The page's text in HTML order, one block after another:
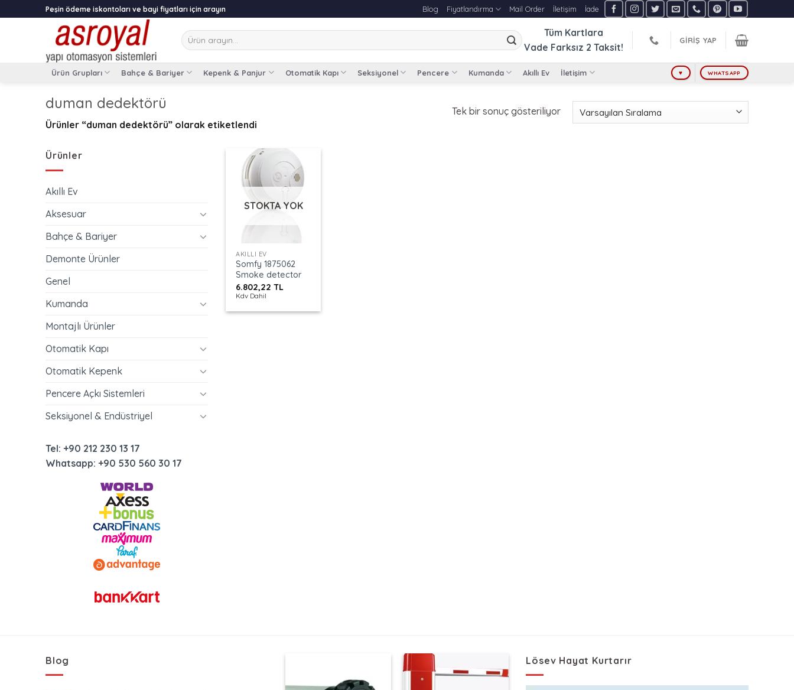
to
Peşin ödeme iskontoları ve bayi fiyatları için arayın Blog Fiyatlandırma Mail Order İletişim İade
Ara:
Tüm Kartlara
Vade Farksız 2 Taksit!
GIRIŞ YAP
Ürün Grupları Bahçe & Bariyer Kepenk & Panjur Otomatik Kapı Seksiyonel Pencere Kumanda Akıllı Ev İletişim ♥ WHATSAPP
duman dedektörü
Ürünler “duman dedektörü” olarak etiketlendi
Tek bir sonuç gösteriliyor
Ürünler
Akıllı Ev
Aksesuar
Bahçe & Bariyer
Demonte Ürünler
Genel
Kumanda
Montajlı Ürünler
Otomatik Kapı
Otomatik Kepenk
Pencere Açkı Sistemleri
Seksiyonel & Endüstriyel
Tel: +90 212 230 13 17
Whatsapp: +90 530 560 30 17
STOKTA YOK
AKILLI EV
Somfy 1875062
Smoke detector
6.802,22TL
Kdv Dahil
Blog Lösev Hayat Kurtarır